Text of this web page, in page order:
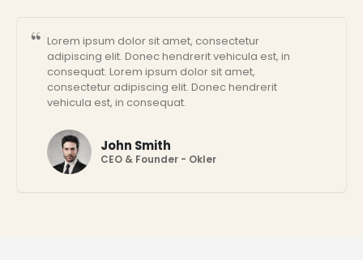
Lorem ipsum dolor sit amet, consectetur
adipiscing elit. Donec hendrerit vehicula est, in
consequat. Lorem ipsum dolor sit amet,
consectetur adipiscing elit. Donec hendrerit
vehicula est, in consequat.
John Smith
CEO & Founder - Okler